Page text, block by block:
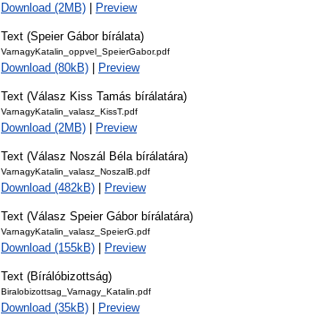
Download (2MB) Preview
Text (Speier Gábor bírálata)
VarnagyKatalin_oppvel_SpeierGabor.pdf
Download (80kB) Preview
Text (Válasz Kiss Tamás bírálatára)
VarnagyKatalin_valasz_KissT.pdf
Download (2MB) Preview
Text (Válasz Noszál Béla bírálatára)
VarnagyKatalin_valasz_NoszalB.pdf
Download (482kB) Preview
Text (Válasz Speier Gábor bírálatára)
VarnagyKatalin_valasz_SpeierG.pdf
Download (155kB) Preview
Text (Bírálóbizottság)
Biralobizottsag_Varnagy_Katalin.pdf
Download (35kB) Preview